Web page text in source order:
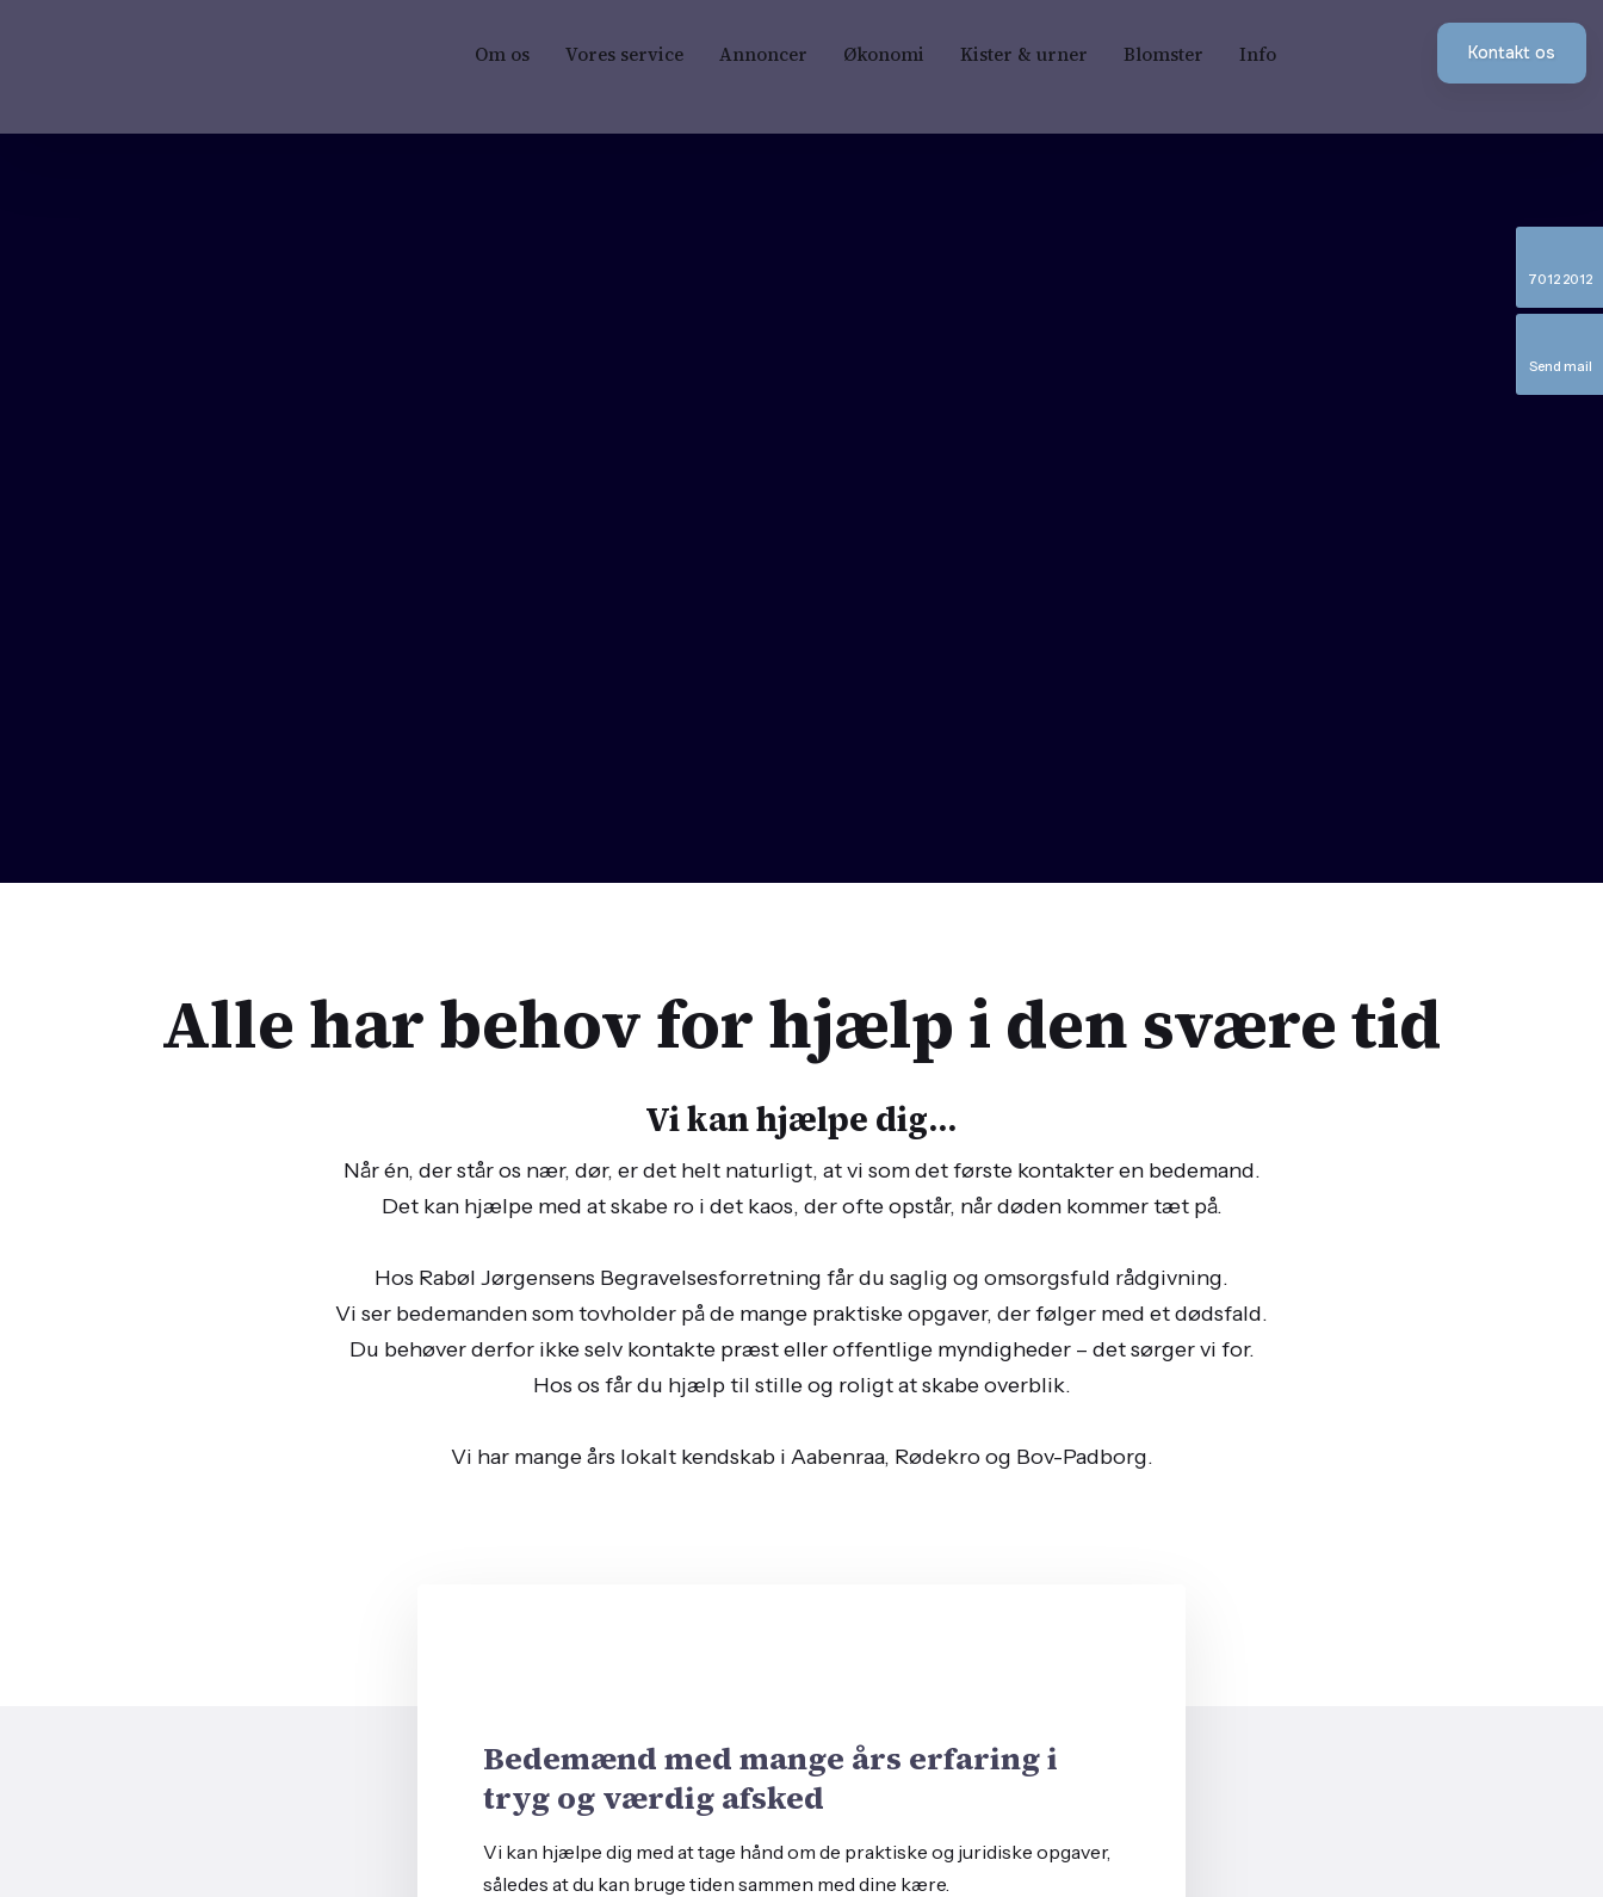
Om os Vores service Annoncer Økonomi Kister & urner Blomster Info Kontakt os​
70 12 20 12
Send mail
Alle har behov for hjælp i den svære tid
Vi kan hjælpe dig...
Når én, der står os nær, dør, er det helt naturligt, at vi som det første kontakter en bedemand.
Det kan hjælpe med at skabe ro i det kaos, der ofte opstår, når døden kommer tæt på.
Hos Rabøl Jørgensens Begravelsesforretning får du saglig og omsorgsfuld rådgivning.
Vi ser bedemanden som tovholder på de mange praktiske opgaver, der følger med et dødsfald.
Du behøver derfor ikke selv kontakte præst eller offentlige myndigheder – det sørger vi for.
Hos os får du hjælp til stille og roligt at skabe overblik.
Vi har mange års lokalt kendskab i Aabenraa, Rødekro og Bov-Padborg.
Bedemænd med mange års erfaring i
tryg og værdig afsked
Vi kan hjælpe dig med at tage hånd om de praktiske og juridiske opgaver,
således at du kan bruge tiden sammen med dine kære.